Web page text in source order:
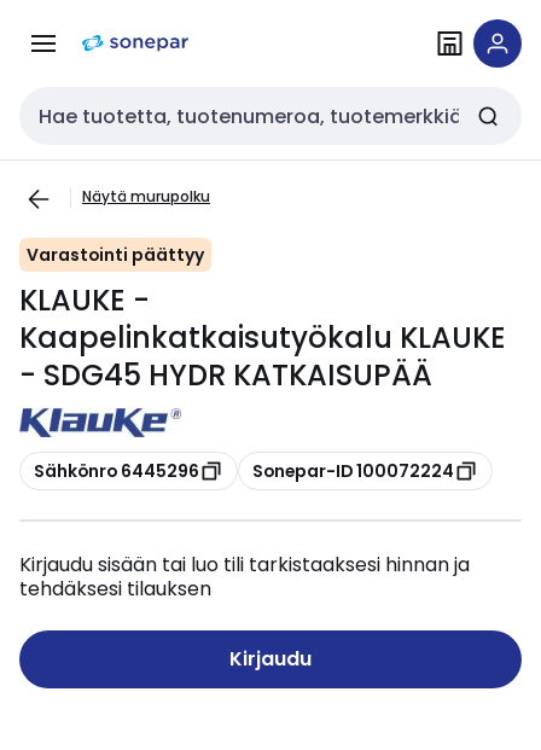
navigointiinsisältöön
Haku
Näytä murupolku
Varastointi päättyy
KLAUKE -
Kaapelinkatkaisutyökalu KLAUKE
- SDG45 HYDR KATKAISUPÄÄ
Kopioi
Sähkönro 6445296 Kopioi
Sonepar-ID 100072224
Kirjaudu sisään tai luo tili tarkistaaksesi hinnan ja
tehdäksesi tilauksen
Kirjaudu